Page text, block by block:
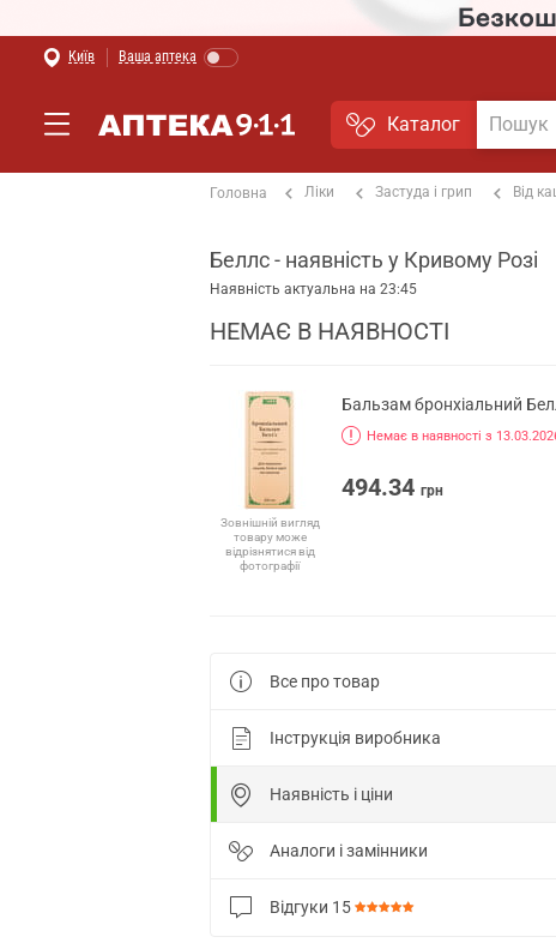
Київ Ваша аптека
Каталог
Головна Ліки Застуда і грип Від
Беллс - наявність у Кривому Розі
Наявність актуальна на 23:45
НЕМАЄ В НАЯВНОСТІ
Зовнішній вигляд
товару може
відрізнятися від
фотографії
Бальзам бронхіальний
Немає в наявності з
494.34 грн
Все про товар
Інструкція виробника
Наявність і ціни
Аналоги і замінники
Відгуки 15